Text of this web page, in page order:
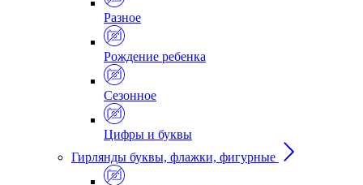
Разное
Рождение ребенка
Сезонное
Цифры и буквы
Гирлянды буквы, флажки, фигурные